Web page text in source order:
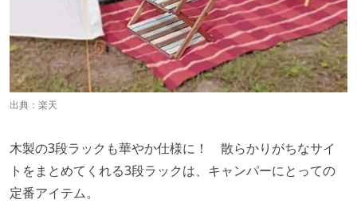
出典： 楽天
木製の3段ラックも華やか仕様に！ 散らかりがちなサイ
トをまとめてくれる3段ラックは、キャンパーにとっての
定番アイテム。